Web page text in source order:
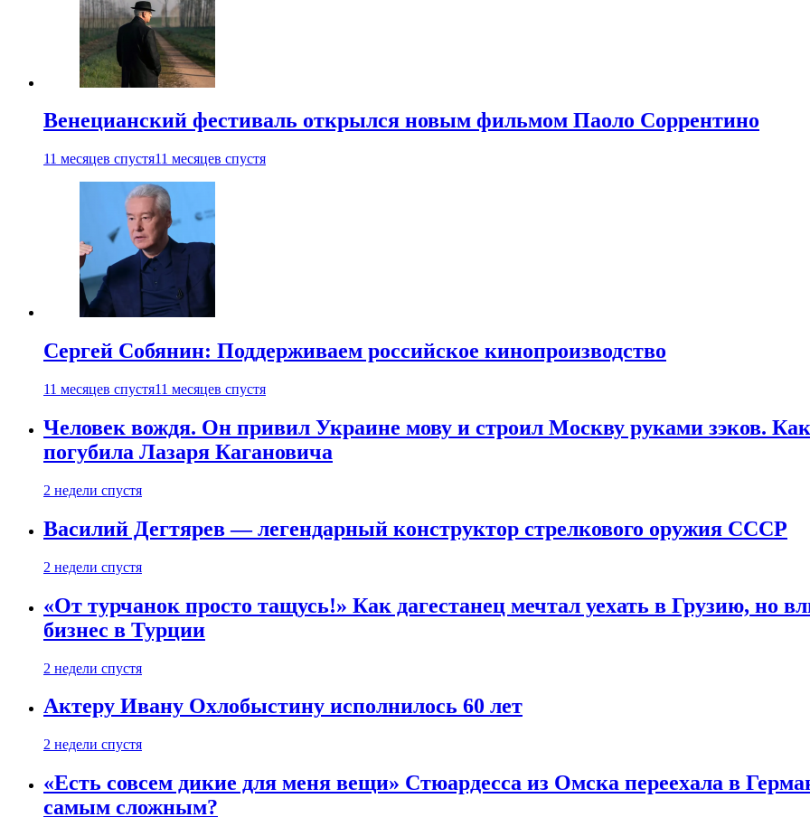
Венецианский фестиваль открылся новым фильмом Паоло Соррентино
11 месяцев спустя11 месяцев спустя
Сергей Собянин: Поддерживаем российское кинопроизводство
11 месяцев спустя11 месяцев спустя
Человек вождя. Он привил Украине мову и строил Москву руками зэков.
погубила Лазаря Кагановича
2 недели спустя
Василий Дегтярев — легендарный конструктор стрелкового оружия СССР
2 недели спустя
«От турчанок просто тащусь!» Как дагестанец мечтал уехать в Грузию, но
бизнес в Турции
2 недели спустя
Актеру Ивану Охлобыстину исполнилось 60 лет
2 недели спустя
«Есть совсем дикие для меня вещи» Стюардесса из Омска переехала в
самым сложным?